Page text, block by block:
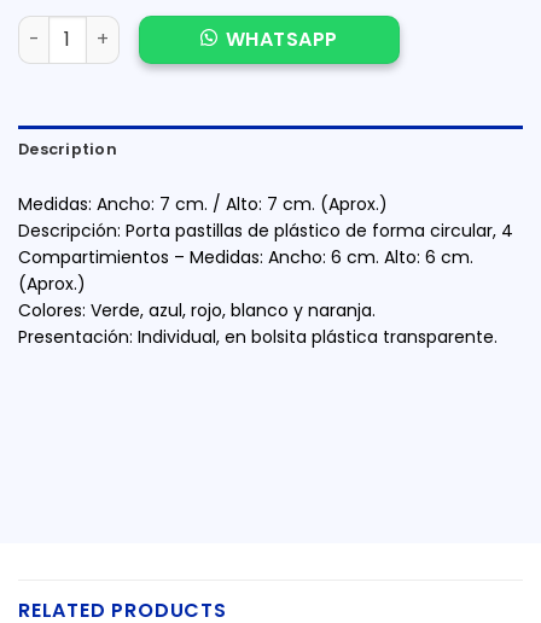
PORTA PASTILLAS quantityWHATSAPP
Description
Medidas: Ancho: 7 cm. / Alto: 7 cm. (Aprox.)
Descripción: Porta pastillas de plástico de forma circular, 4
Compartimientos – Medidas: Ancho: 6 cm. Alto: 6 cm.
(Aprox.)
Colores: Verde, azul, rojo, blanco y naranja.
Presentación: Individual, en bolsita plástica transparente.
RELATED PRODUCTS